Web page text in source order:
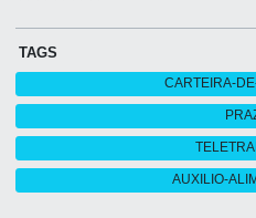
TAGS
CARTEIRA-
AUXILIO-